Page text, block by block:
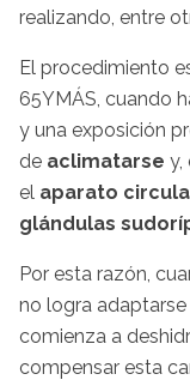
realizando, entre
El procedimiento
65YMÁS, cuando
y una exposición
de aclimatarse y,
el aparato
glándulas
Por esta razón,
no logra
comienza a
compensar esta